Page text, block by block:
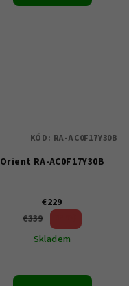
Orient RA-AC0F17Y30B
€229
€339
Skladem
KÓD: RA-AC0F17Y30B